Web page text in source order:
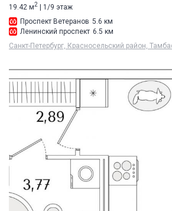
19.42 м2 | 1/9 этаж
Проспект Ветеранов 5.6 км
Ленинский проспект 6.5 км
Санкт-Петербург, Красносельский район,